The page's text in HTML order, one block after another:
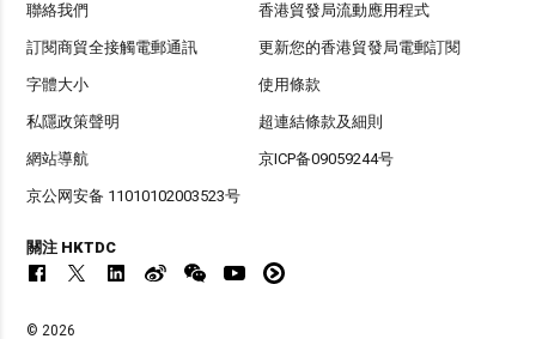
聯絡我們 香港貿發局流動應用程式
訂閱商貿全接觸電郵通訊 更新您的香港貿發局電郵訂閱
字體大小 使用條款
私隱政策聲明 超連結條款及細則
網站導航 京ICP备09059244号
京公网安备 11010102003523号
關注 HKTDC
© 2026